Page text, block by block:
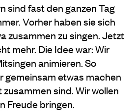
sind fast den ganzen Tag
Vorher haben sie sich
zusammen zu singen. Jetzt
mehr. Die Idee war: Wir
animieren. So
gemeinsam etwas machen
sind. Wir wollen
Freude bringen.